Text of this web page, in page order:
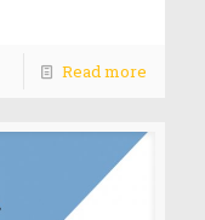
Read more